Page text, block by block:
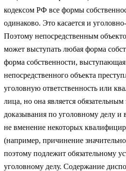
кодексом РФ все формы
одинаково. Это касается и
Поэтому непосредственным
может выступать любая форма
форма собственности, выступающая
непосредственного объекта
уголовную ответственность или
лица, но она является
доказывания по уголовному делу и
не вменение некоторых
(например, причинение
поэтому подлежит обязательному
уголовному делу. Содержание